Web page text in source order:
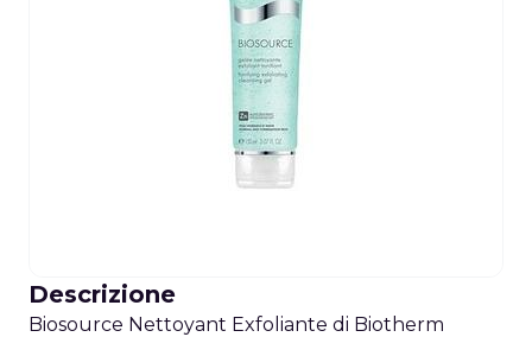
Descrizione
Biosource Nettoyant Exfoliante di Biotherm